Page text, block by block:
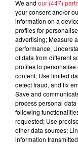
À
We and our (447)
your consent and/or
information on a
profiles for
advertising; Measure
performance;
of data from different
profiles to
content; Use limited
detect fraud, and fix
Save and
process personal
following
requested; Use
other data sources;
information